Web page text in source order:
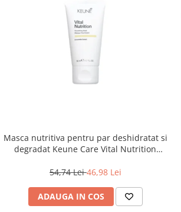
Masca nutritiva pentru par deshidratat si
degradat Keune Care Vital Nutrition
54,74 Lei46,98 Lei
ADAUGA IN COS